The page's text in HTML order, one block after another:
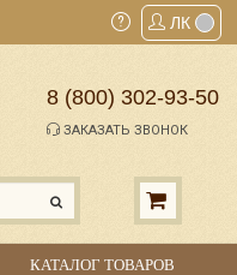
ЛК
8 (800) 302-93-50
ЗАКАЗАТЬ ЗВОНОК
КАТАЛОГ ТОВАРОВ